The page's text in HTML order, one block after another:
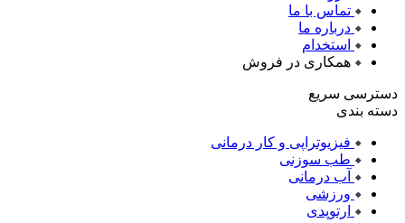
تماس با ما
درباره ما
استخدام
همکاری در فروش
دسترسی سریع
دسته بندی
فیزیوتراپی و کار درمانی
طب سوزنی
آب درمانی
ورزشی
ارتوپدی